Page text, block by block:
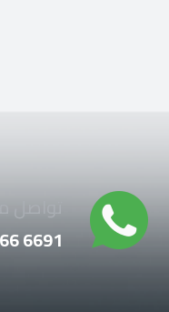
6691 566 12 966+